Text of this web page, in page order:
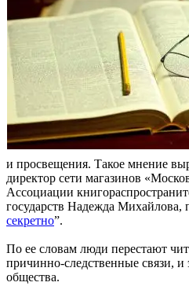
и просвещения. Такое мнение
директор сети магазинов
Ассоциации
государств Надежда Михайлова,
секретно”.
По ее словам люди перестают
причинно-следственные связи, и
общества.